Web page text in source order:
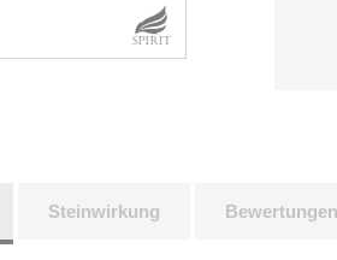
Steinwirkung Bewertungen